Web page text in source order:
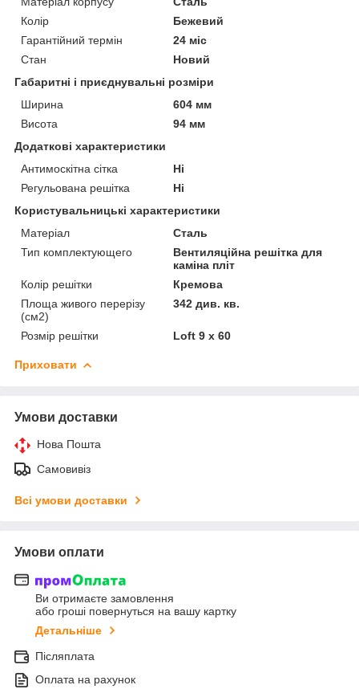
Колір
Бежевий
Гарантійний термін
24 міс
Стан
Новий
Габаритні і приєднувальні розміри
Ширина
604 мм
Висота
94 мм
Додаткові характеристики
Антимоскітна сітка
Ні
Регульована решітка
Ні
Користувальницькі характеристики
Матеріал
Сталь
Тип комплектующего
Вентиляційна решітка для
каміна пліт
Колір решітки
Кремова
Площа живого перерізу
(см2)
342 див. кв.
Розмір решітки Loft 9 х 60
Приховати
Умови доставки
Нова Пошта
Самовивіз
Всі умови доставки
Умови оплати
Ви отримаєте замовлення
або гроші повернуться на вашу картку
Детальніше
Післяплата
Оплата на рахунок